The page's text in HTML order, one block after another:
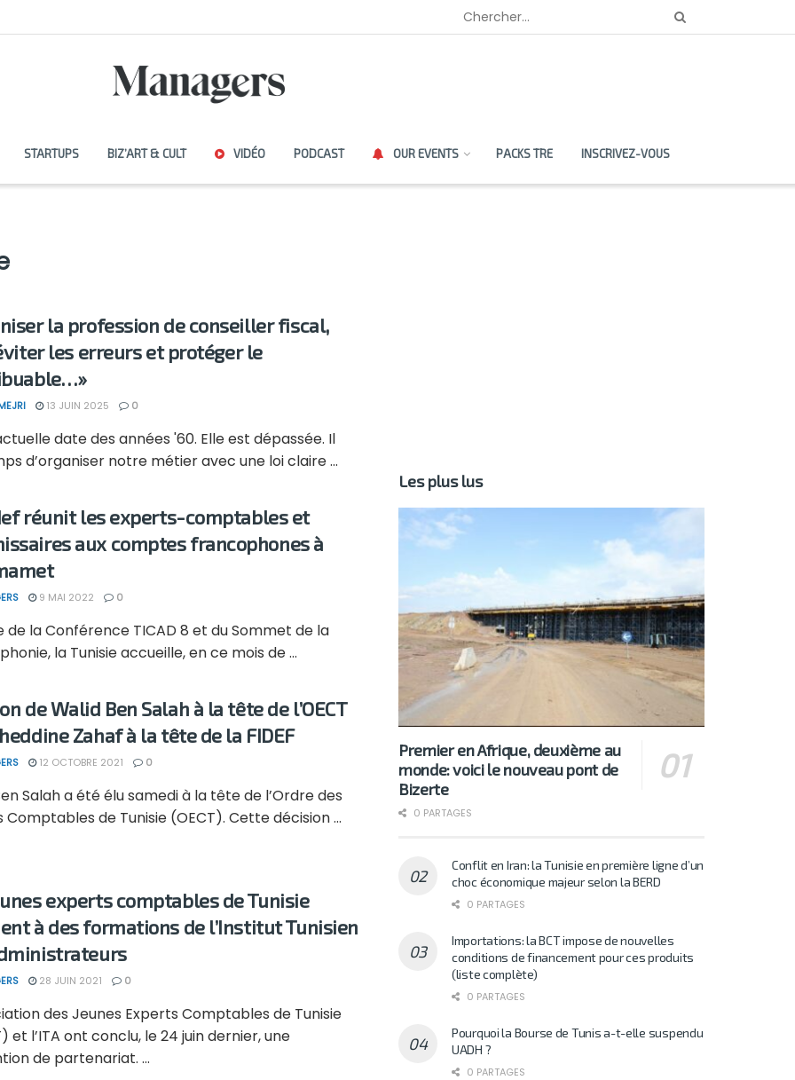
STARTUPS BIZ’ART & CULT VIDÉO PODCAST OUR EVENTS PACKS TRE INSCRIVEZ-VOUS
la profession de conseiller fiscal,
les erreurs et protéger le
13 JUIN 2025 0
date des années '60. Elle est dépassée. Il
d’organiser notre métier avec une loi claire ...
réunit les experts-comptables et
aux comptes francophones à
9 MAI 2022 0
de la Conférence TICAD 8 et du Sommet de la
la Tunisie accueille, en ce mois de ...
de Walid Ben Salah à la tête de l’OECT
Zahaf à la tête de la FIDEF
12 OCTOBRE 2021 0
Salah a été élu samedi à la tête de l’Ordre des
Comptables de Tunisie (OECT). Cette décision ...
experts comptables de Tunisie
à des formations de l’Institut Tunisien
28 JUIN 2021 0
des Jeunes Experts Comptables de Tunisie
et l’ITA ont conclu, le 24 juin dernier, une
de partenariat. ...
Les plus lus
Premier en Afrique, deuxième au
monde: voici le nouveau pont de
Bizerte
0 PARTAGES
Conflit en Iran: la Tunisie en première ligne d’un
choc économique majeur selon la BERD
0 PARTAGES
Importations: la BCT impose de nouvelles
conditions de financement pour ces produits
(liste complète)
0 PARTAGES
Pourquoi la Bourse de Tunis a-t-elle suspendu
UADH ?
0 PARTAGES